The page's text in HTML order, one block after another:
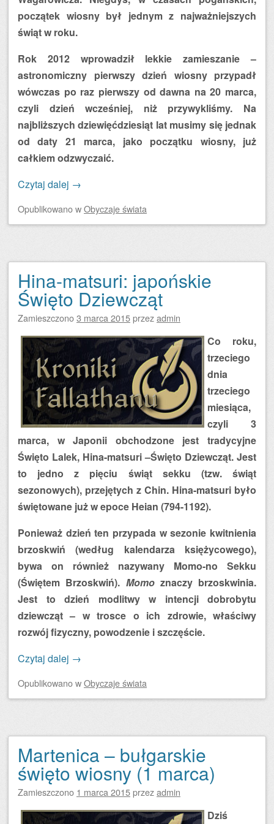
początek wiosny był jednym z najważniejszych
świąt w roku.
Rok 2012 wprowadził lekkie zamieszanie –
astronomiczny pierwszy dzień wiosny przypadł
wówczas po raz pierwszy od dawna na 20 marca,
czyli dzień wcześniej, niż przywykliśmy. Na
najbliższych dziewięćdziesiąt lat musimy się jednak
od daty 21 marca, jako początku wiosny, już
całkiem odzwyczaić.
Czytaj dalej →
OpublikowanowObyczaje świata
Hina-matsuri: japońskie
Święto Dziewcząt
Zamieszczono3 marca 2015przezadmin
Co roku,
trzeciego
dnia
trzeciego
miesiąca,
czyli 3
marca, w Japonii obchodzone jest tradycyjne
Święto Lalek, Hina-matsuri –Święto Dziewcząt. Jest
to jedno z pięciu świąt sekku (tzw. świąt
sezonowych), przejętych z Chin. Hina-matsuri było
świętowane już w epoce Heian (794-1192).
Ponieważ dzień ten przypada w sezonie kwitnienia
brzoskwiń (według kalendarza księżycowego),
bywa on również nazywany Momo-no Sekku
(Świętem Brzoskwiń). Momoznaczy brzoskwinia.
Jest to dzień modlitwy w intencji dobrobytu
dziewcząt – w trosce o ich zdrowie, właściwy
rozwój fizyczny, powodzenie i szczęście.
Czytaj dalej →
OpublikowanowObyczaje świata
Martenica – bułgarskie
święto wiosny (1 marca)
Zamieszczono 1 marca 2015przezadmin
Dziś